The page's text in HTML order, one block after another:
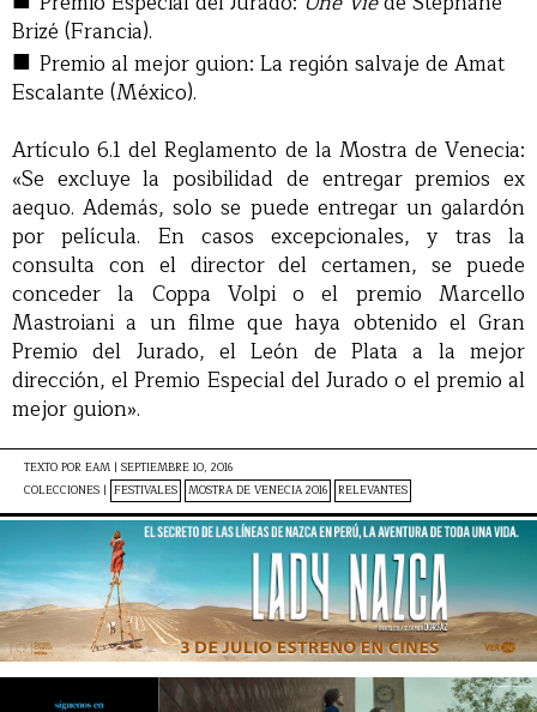
Brizé (Francia).
■ Premio al mejor guion: La región salvaje de Amat
Escalante (México).
Artículo 6.1 del Reglamento de la Mostra de Venecia:
«Se excluye la posibilidad de entregar premios ex
aequo. Además, solo se puede entregar un galardón
por película. En casos excepcionales, y tras la
consulta con el director del certamen, se puede
conceder la Coppa Volpi o el premio Marcello
Mastroiani a un filme que haya obtenido el Gran
Premio del Jurado, el León de Plata a la mejor
dirección, el Premio Especial del Jurado o el premio al
mejor guion».
TEXTO POR EAM | SEPTIEMBRE 10, 2016
COLECCIONES | FESTIVALES MOSTRA DE VENECIA 2016 RELEVANTES